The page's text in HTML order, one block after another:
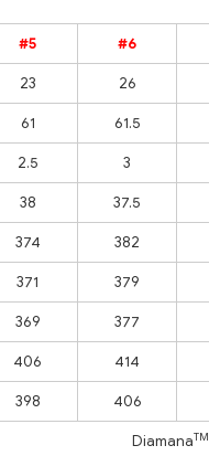
#5 #6
23 26
61 61.5
2.5 3
38 37.5
374 382
371 379
369 377
406 414
398 406
DiamanaTM